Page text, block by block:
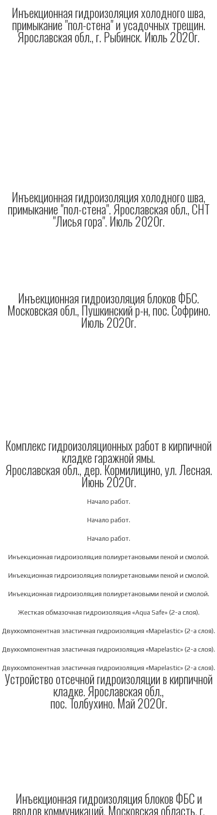
Инъекционная гидроизоляция холодного шва,
примыкание "пол-стена" и усадочных трещин.
Ярославская обл., г. Рыбинск. Июль 2020г.
Инъекционная гидроизоляция холодного шва,
примыкание "пол-стена". Ярославская обл., СНТ
"Лисья гора". Июль 2020г.
Инъекционная гидроизоляция блоков ФБС.
Московская обл., Пушкинский р-н, пос. Софрино.
Июль 2020г.
Комплекс гидроизоляционных работ в кирпичной
кладке гаражной ямы.
Ярославская обл., дер. Кормилицино, ул. Лесная.
Июнь 2020г.
Начало работ.
Начало работ.
Начало работ.
Инъекционная гидроизоляция полиуретановыми пеной и смолой.
Инъекционная гидроизоляция полиуретановыми пеной и смолой.
Инъекционная гидроизоляция полиуретановыми пеной и смолой.
Жесткая обмазочная гидроизоляция «Aqua Safe» (2-а слоя).
Двухкомпонентная эластичная гидроизоляция «Mapelastic» (2-а слоя).
Двухкомпонентная эластичная гидроизоляция «Mapelastic» (2-а слоя).
Двухкомпонентная эластичная гидроизоляция «Mapelastic» (2-а слоя).
Устройство отсечной гидроизоляции в кирпичной
кладке. Ярославская обл.,
пос. Толбухино. Май 2020г.
Инъекционная гидроизоляция блоков ФБС и
вводов коммуникаций. Московская область, г.